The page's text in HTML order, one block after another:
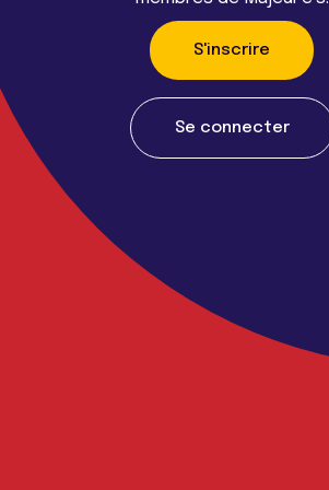
S'inscrire
Se connecter